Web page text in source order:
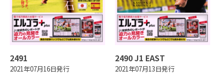
2491
2021年07月16日発行
2490 J1 EAST
2021年07月13日発行